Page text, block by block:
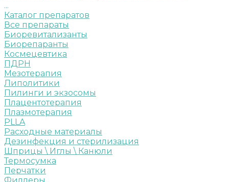
...
Каталог препаратов
Все препараты
Биоревитализанты
Биорепаранты
Космецевтика
ПДРН
Мезотерапия
Липолитики
Пилинги и экзосомы
Плацентотерапия
Плазмотерапия
PLLA
Расходные материалы
Дезинфекция и стерилизация
Шприцы \ Иглы \ Канюли
Термосумка
Перчатки